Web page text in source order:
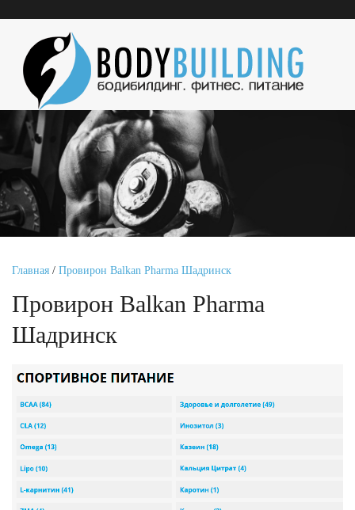
Главная / Провирон Balkan Pharma Шадринск
Провирон Balkan Pharma
Шадринск